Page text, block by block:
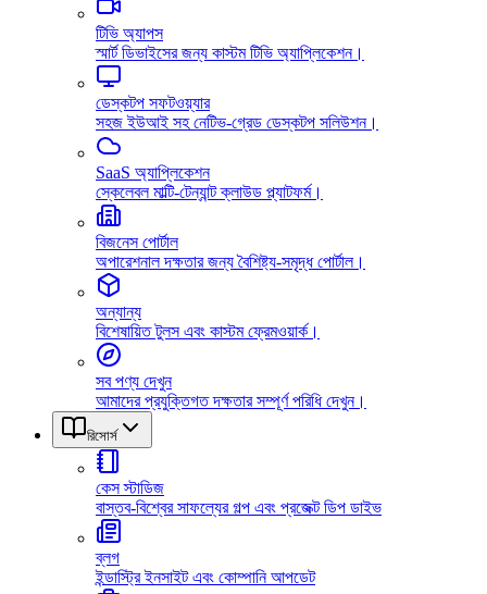
টিভি অ্যাপস
স্মার্ট ডিভাইসের জন্য কাস্টম টিভি অ্যাপ্লিকেশন।
ডেস্কটপ সফটওয়্যার
সহজ ইউআই সহ নেটিভ-গ্রেড ডেস্কটপ সলিউশন।
SaaS অ্যাপ্লিকেশন
স্কেলেবল মাল্টি-টেন্যান্ট ক্লাউড প্ল্যাটফর্ম।
বিজনেস পোর্টাল
অপারেশনাল দক্ষতার জন্য বৈশিষ্ট্য-সমৃদ্ধ পোর্টাল।
অন্যান্য
বিশেষায়িত টুলস এবং কাস্টম ফ্রেমওয়ার্ক।
সব পণ্য দেখুন
আমাদের প্রযুক্তিগত দক্ষতার সম্পূর্ণ পরিধি দেখুন।
রিসোর্স
কেস স্টাডিজ
বাস্তব-বিশ্বের সাফল্যের গল্প এবং প্রজেক্ট ডিপ ডাইভ
ব্লগ
ইন্ডাস্ট্রি ইনসাইট এবং কোম্পানি আপডেট